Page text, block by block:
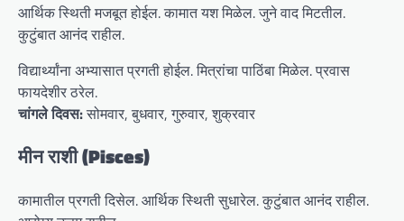
आर्थिक स्थिती मजबूत होईल. कामात यश मिळेल. जुने वाद मिटतील.
कुटुंबात आनंद राहील.
विद्यार्थ्यांना अभ्यासात प्रगती होईल. मित्रांचा पाठिंबा मिळेल. प्रवास
फायदेशीर ठरेल.
चांगले दिवस:सोमवार, बुधवार, गुरुवार, शुक्रवार
मीन राशी (Pisces)
कामातील प्रगती दिसेल. आर्थिक स्थिती सुधारेल. कुटुंबात आनंद राहील.